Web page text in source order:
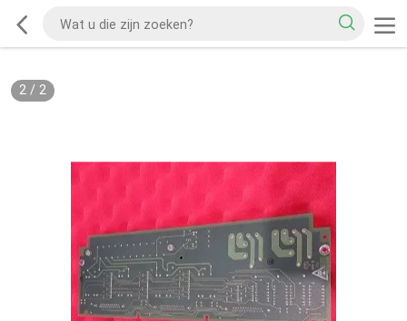
2/ 2